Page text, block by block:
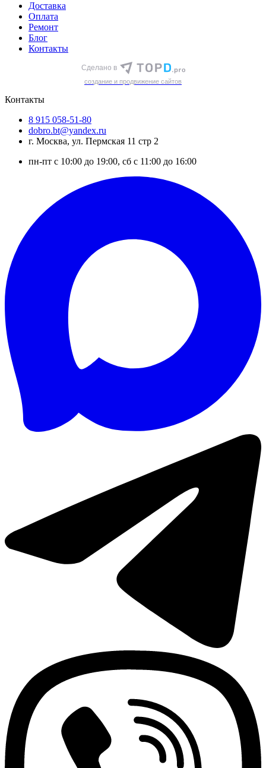
Доставка
Оплата
Ремонт
Блог
Контакты
Сделано в
cоздание и продвижение сайтов
Контакты
8 915 058-51-80
dobro.bt@yandex.ru
г. Москва, ул. Пермская 11 стр 2
пн-пт с 10:00 до 19:00, сб с 11:00 до 16:00